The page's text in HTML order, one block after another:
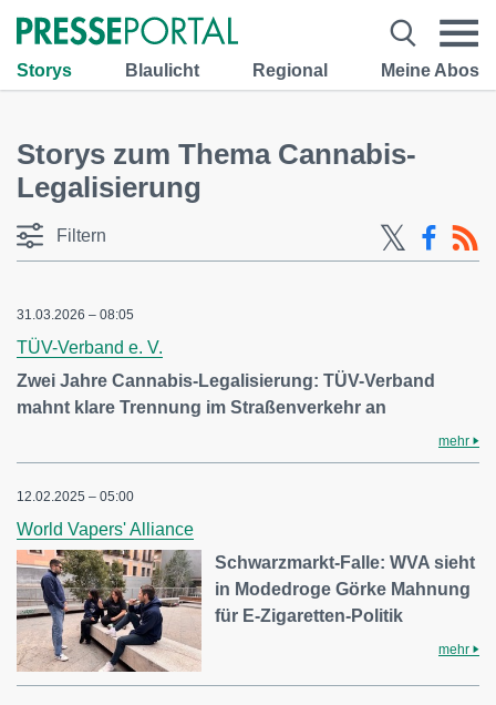
Storys Blaulicht Regional Meine Abos
Storys zum Thema Cannabis-
Legalisierung
Filtern
31.03.2026 – 08:05
TÜV-Verband e. V.
Zwei Jahre Cannabis-Legalisierung: TÜV-Verband
mahnt klare Trennung im Straßenverkehr an
mehr
12.02.2025 – 05:00
World Vapers' Alliance
Schwarzmarkt-Falle: WVA sieht
in Modedroge Görke Mahnung
für E-Zigaretten-Politik
mehr